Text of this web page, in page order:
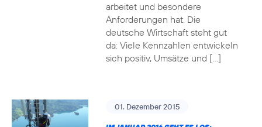
arbeitet und besondere
Anforderungen hat. Die
deutsche Wirtschaft steht gut
da: Viele Kennzahlen entwickeln
sich positiv, Umsätze und […]
01. Dezember 2015